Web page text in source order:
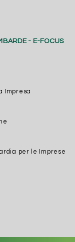
- E-FOCUS
Impresa
per le Imprese